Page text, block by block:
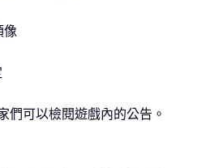
像
們可以檢閱遊戲內的公告。